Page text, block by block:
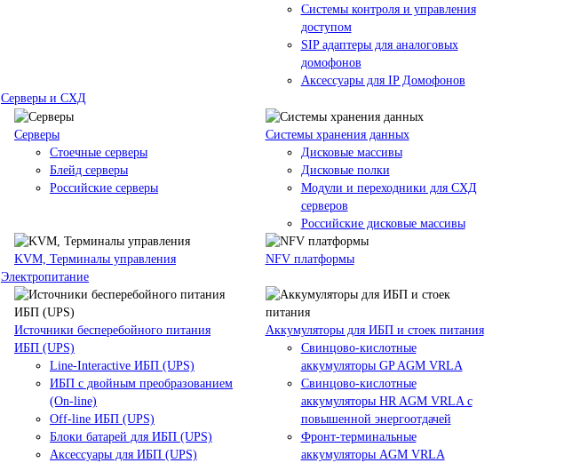
Системы контроля и управления
доступом
SIP адаптеры для аналоговых
домофонов
Аксессуары для IP Домофонов
Серверы и СХД
Серверы
Стоечные серверы
Блейд серверы
Российские серверы
Системы хранения данных
Дисковые массивы
Дисковые полки
Модули и переходники для СХД
серверов
Российские дисковые массивы
KVM, Терминалы управления
NFV платформы
Электропитание
Источники бесперебойного питания
ИБП (UPS)
Line-Interactive ИБП (UPS)
ИБП с двойным преобразованием
(On-line)
Off-line ИБП (UPS)
Блоки батарей для ИБП (UPS)
Аксессуары для ИБП (UPS)
Аккумуляторы для ИБП и стоек питания
Свинцово-кислотные
аккумуляторы GP AGM VRLA
Свинцово-кислотные
аккумуляторы HR AGM VRLA с
повышенной энергоотдачей
Фронт-терминальные
аккумуляторы AGM VRLA